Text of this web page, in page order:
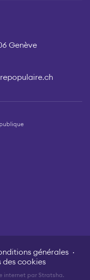
Genève
générales
des cookies
internet par Stratsha.